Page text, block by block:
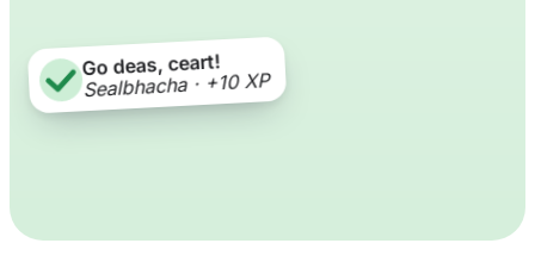
Go deas, ceart!
Sealbhacha · +10 XP